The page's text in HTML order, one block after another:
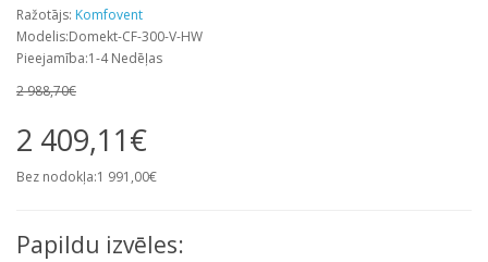
Ražotājs: Komfovent
Modelis:Domekt-CF-300-V-HW
Pieejamība:1-4 Nedēļas
2 988,70€
2 409,11€
Bez nodokļa:1 991,00€
Papildu izvēles: